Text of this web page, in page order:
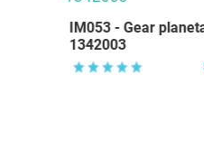
IM053 - Gear
1342003